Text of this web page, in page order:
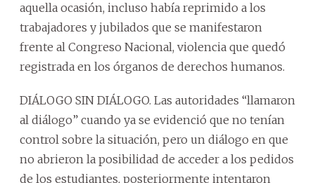
aquella ocasión, incluso había reprimido a los
trabajadores y jubilados que se manifestaron
frente al Congreso Nacional, violencia que quedó
registrada en los órganos de derechos humanos.
DIÁLOGO SIN DIÁLOGO. Las autoridades “llamaron
al diálogo” cuando ya se evidenció que no tenían
control sobre la situación, pero un diálogo en que
no abrieron la posibilidad de acceder a los pedidos
de los estudiantes, posteriormente intentaron